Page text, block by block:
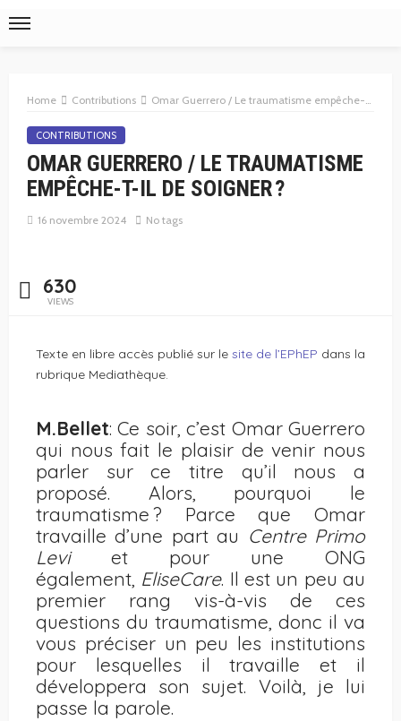
Home Contributions Omar Guerrero / Le traumatisme empêche-t-il de soigner ?
CONTRIBUTIONS
OMAR GUERRERO / LE TRAUMATISME
EMPÊCHE-T-IL DE SOIGNER ?
16 novembre 2024 No tags
630
VIEWS
Texte en libre accès publié sur le site de l’EPhEP dans la
rubrique Mediathèque.
M.Bellet: Ce soir, c’est Omar Guerrero
qui nous fait le plaisir de venir nous
parler sur ce titre qu’il nous a
proposé. Alors, pourquoi le
traumatisme ? Parce que Omar
travaille d’une part au Centre Primo
Leviet pour une ONG
également, EliseCare. Il est un peu au
premier rang vis-à-vis de ces
questions du traumatisme, donc il va
vous préciser un peu les institutions
pour lesquelles il travaille et il
développera son sujet. Voilà, je lui
passe la parole.